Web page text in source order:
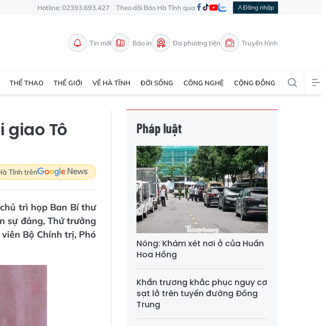
Hotline: 02393.693.427 Theo dõi Báo Hà Tĩnh qua Đăng nhập
Tin mới Báo in Đa phương tiện Truyền hình
THỂ THAO THẾ GIỚI VỀ HÀ TĨNH ĐỜI SỐNG CÔNG NGHỆ CỘNG ĐỒNG
giao Tô
Tĩnh trên
trì họp Ban Bí thư
sự đảng, Thứ trưởng
Bộ Chính trị, Phó
Pháp luật
Nóng: Khám xét nơi ở của Huấn
Hoa Hồng
Khẩn trương khắc phục nguy cơ
sạt lở trên tuyến đường Đồng
Trung